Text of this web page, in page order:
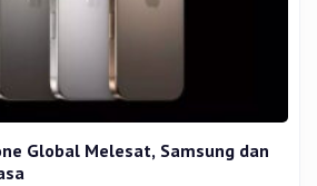
Global Melesat, Samsung dan